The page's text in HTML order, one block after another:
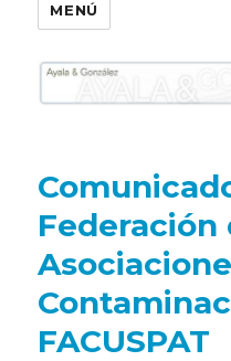
MENÚ
Federación
FACUSPAT